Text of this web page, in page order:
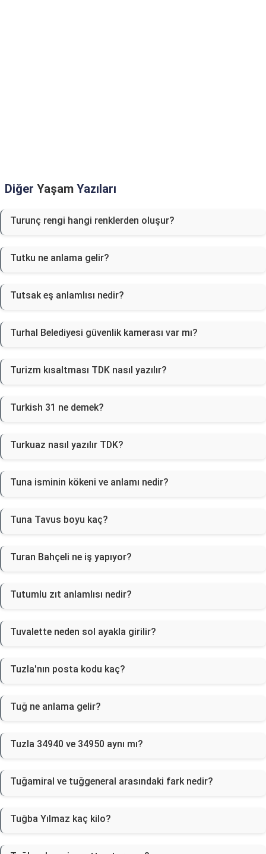
Diğer Yaşam Yazıları
Turunç rengi hangi renklerden oluşur?
Tutku ne anlama gelir?
Tutsak eş anlamlısı nedir?
Turhal Belediyesi güvenlik kamerası var mı?
Turizm kısaltması TDK nasıl yazılır?
Turkish 31 ne demek?
Turkuaz nasıl yazılır TDK?
Tuna isminin kökeni ve anlamı nedir?
Tuna Tavus boyu kaç?
Turan Bahçeli ne iş yapıyor?
Tutumlu zıt anlamlısı nedir?
Tuvalette neden sol ayakla girilir?
Tuzla'nın posta kodu kaç?
Tuğ ne anlama gelir?
Tuzla 34940 ve 34950 aynı mı?
Tuğamiral ve tuğgeneral arasındaki fark nedir?
Tuğba Yılmaz kaç kilo?